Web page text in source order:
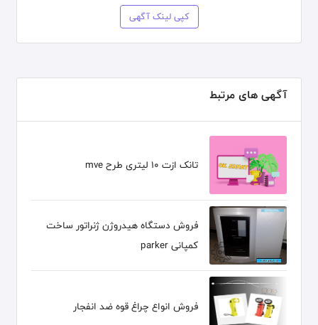
کپی لینک آگهی
آگهی های مرتبط
تانک ازت 10 لیتری طرح mve
فروش دستگاه هیدروژن ژنراتور ساخت
کمپانی parker
فروش انواع چراغ قوه ضد انفجار